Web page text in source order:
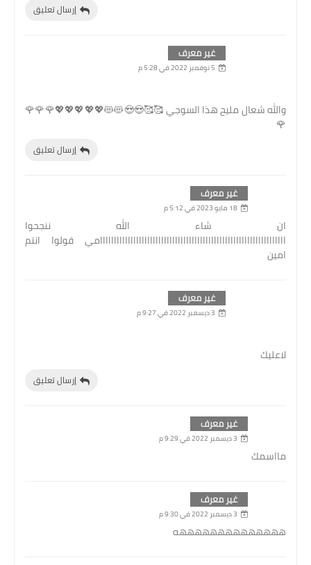
إرسال تعليق
غير معرف
5 نوفمبر 2022 في 5:28 م
والله شعال مليح هذا السوجي 🥰🥰😍😍😻😻💖💖💖💖💖🌹🌹🌹
🌹
إرسال تعليق
غير معرف
18 مايو 2023 في 5:12 م
ان شاء الله ننجحوا
ااااااااااااااااااااااااااااااااااااااااااااااااااااااااااااااااااامي قولوا انتم
امين
غير معرف
3 ديسمبر 2022 في 9:27 م
لاعليك
إرسال تعليق
غير معرف
3 ديسمبر 2022 في 9:29 م
مااسمك
غير معرف
3 ديسمبر 2022 في 9:30 م
ههههههههههههههه